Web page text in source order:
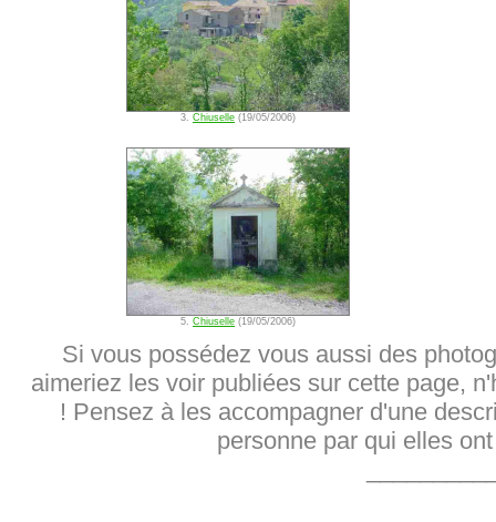
3. Chiuselle (19/05/2006)
5. Chiuselle (19/05/2006)
Si vous possédez vous aussi des
aimeriez les voir publiées sur cette page,
! Pensez à les accompagner d'une
personne par qui elles